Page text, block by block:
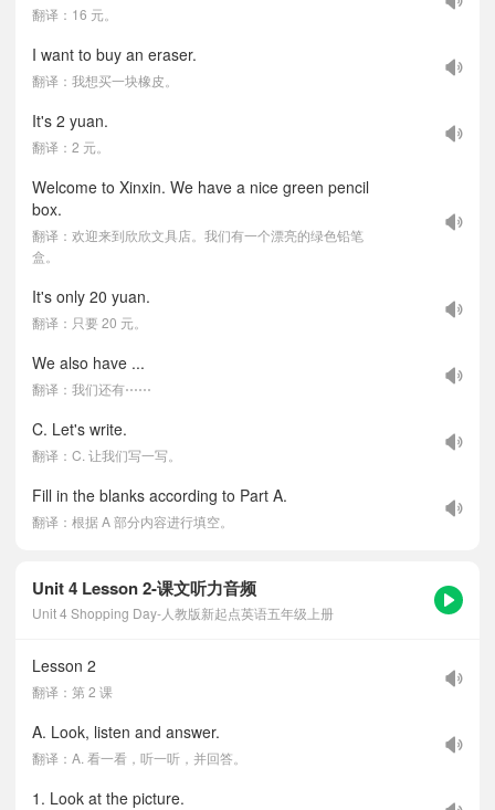
翻译：16 元。
I want to buy an eraser.
翻译：我想买一块橡皮。
It's 2 yuan.
翻译：2 元。
Welcome to Xinxin. We have a nice green pencil
box.
翻译：欢迎来到欣欣文具店。我们有一个漂亮的绿色铅笔
盒。
It's only 20 yuan.
翻译：只要 20 元。
We also have ...
翻译：我们还有⋯⋯
C. Let's write.
翻译：C. 让我们写一写。
Fill in the blanks according to Part A.
翻译：根据 A 部分内容进行填空。
Unit 4 Lesson 2-课文听力音频
Unit 4 Shopping Day-人教版新起点英语五年级上册
Lesson 2
翻译：第 2 课
A. Look, listen and answer.
翻译：A. 看一看，听一听，并回答。
1. Look at the picture.